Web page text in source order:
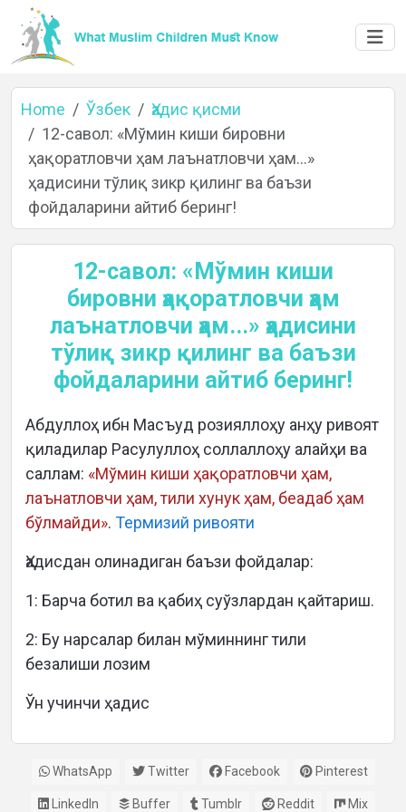
Home
Languages
Home Ўзбек
Ҳадис қисми
12-савол: «Мўмин киши бировни
ҳақоратловчи ҳам лаънатловчи ҳам...»
ҳадисини тўлиқ зикр қилинг ва баъзи
фойдаларини айтиб беринг!
12-савол: «Мўмин киши
бировни ҳақоратловчи ҳам
лаънатловчи ҳам...» ҳадисини
тўлиқ зикр қилинг ва баъзи
фойдаларини айтиб беринг!
Абдуллоҳ ибн Масъуд розияллоҳу анҳу ривоят
қиладилар Расулуллоҳ соллаллоҳу алайҳи ва
саллам: «Мўмин киши ҳақоратловчи ҳам,
лаънатловчи ҳам, тили хунук ҳам, беадаб ҳам
бўлмайди». Термизий ривояти
Ҳадисдан олинадиган баъзи фойдалар:
1: Барча ботил ва қабиҳ суўзлардан қайтариш.
2: Бу нарсалар билан мўминнинг тили
безалиши лозим
Ўн учинчи ҳадис
WhatsApp Twitter Facebook Pinterest
LinkedIn Buffer Tumblr Reddit Mix